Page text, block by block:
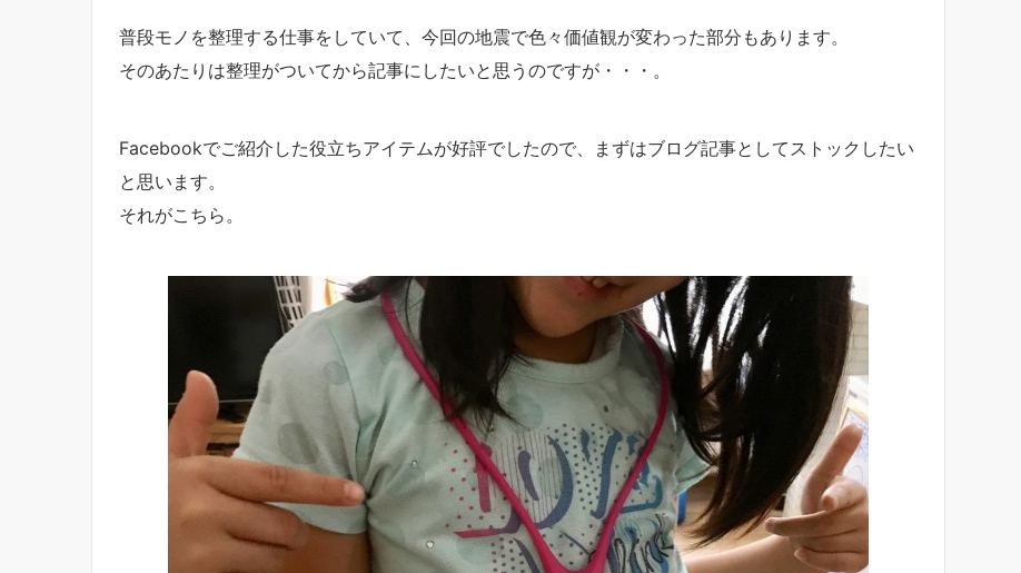
普段モノを整理する仕事をしていて、今回の地震で色々価値観が変わった部分もあります。
そのあたりは整理がついてから記事にしたいと思うのですが・・・。
Facebookでご紹介した役立ちアイテムが好評でしたので、まずはブログ記事としてストックしたい
と思います。
それがこちら。